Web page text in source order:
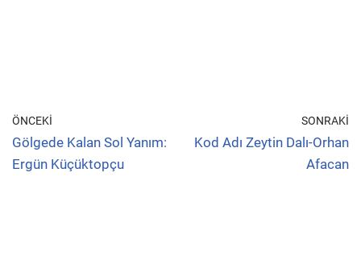
ÖNCEKI
Gölgede Kalan Sol Yanım:
Ergün Küçüktopçu
SONRAKI
Kod Adı Zeytin Dalı-Orhan
Afacan